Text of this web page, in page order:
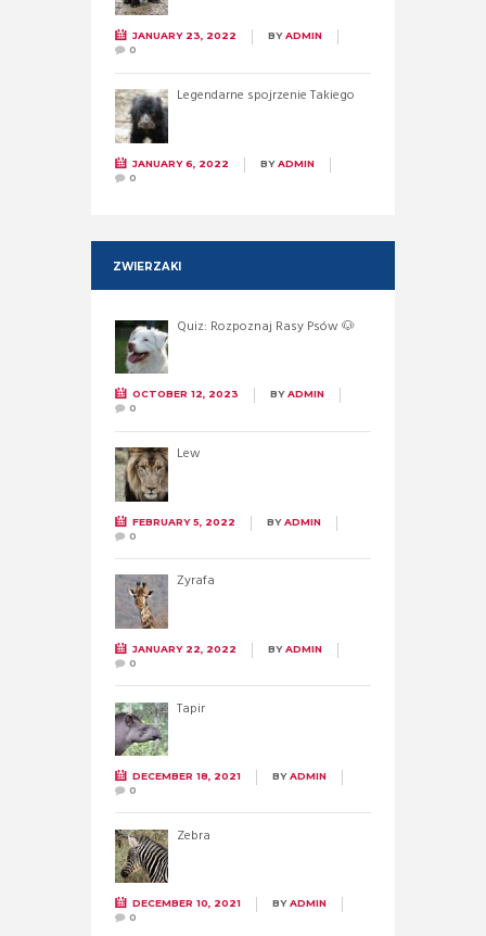
JANUARY 23, 2022 BYADMIN
0
Legendarne spojrzenie Takiego
JANUARY 6, 2022 BYADMIN
0
ZWIERZAKI
Quiz: Rozpoznaj Rasy Psów 🐶
OCTOBER 12, 2023 BYADMIN
0
Lew
FEBRUARY 5, 2022 BYADMIN
0
Żyrafa
JANUARY 22, 2022 BYADMIN
0
Tapir
DECEMBER 18, 2021 BYADMIN
0
Zebra
DECEMBER 10, 2021 BYADMIN
0